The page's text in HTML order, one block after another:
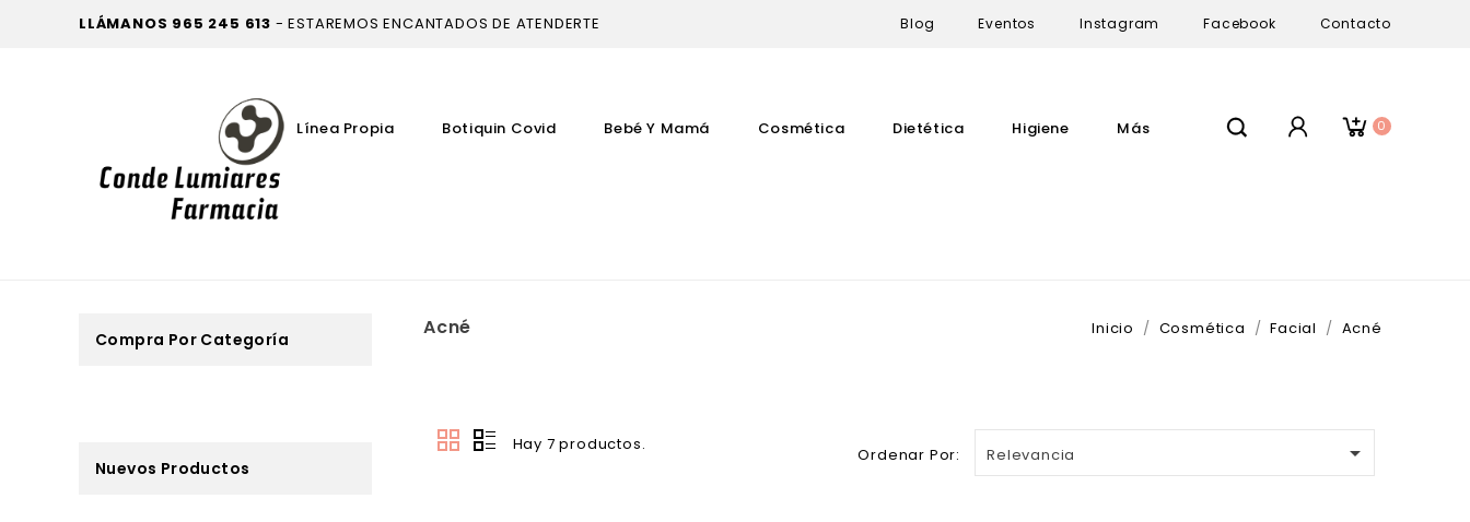
LLÁMANOS 965 245 613 - ESTAREMOS ENCANTADOS DE ATENDERTE Blog Eventos Instagram Facebook Contacto
0
Línea Propia Botiquin Covid Bebé Y Mamá Cosmética Dietética Higiene Más
Compra Por Categoría
Nuevos Productos
Acné Inicio Cosmética Facial Acné
Hay 7 productos.
Ordenar Por: Relevancia 